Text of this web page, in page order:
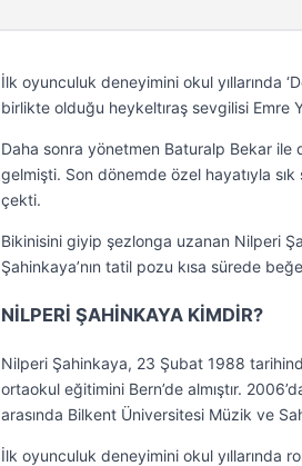
İlk oyunculuk deneyimini okul yıllarında
birlikte olduğu heykeltıraş sevgilisi Emre
Daha sonra yönetmen Baturalp Bekar ile
gelmişti. Son dönemde özel hayatıyla
çekti.
Bikinisini giyip şezlonga uzanan Nilperi
Şahinkaya’nın tatil pozu kısa sürede
NİLPERİ ŞAHİNKAYA KİMDİR?
Nilperi Şahinkaya, 23 Şubat 1988
ortaokul eğitimini Bern’de almıştır.
arasında Bilkent Üniversitesi Müzik ve
İlk oyunculuk deneyimini okul yıllarında